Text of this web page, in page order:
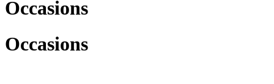
Occasions
Occasions